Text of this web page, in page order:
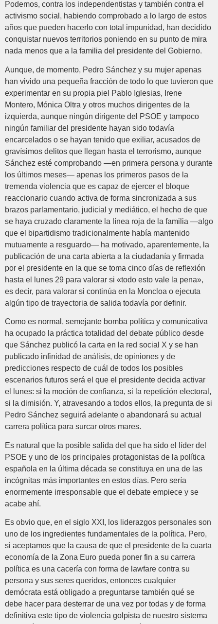
Podemos, contra los independentistas y también contra el
activismo social, habiendo comprobado a lo largo de estos
años que pueden hacerlo con total impunidad, han decidido
conquistar nuevos territorios poniendo en su punto de mira
nada menos que a la familia del presidente del Gobierno.
Aunque, de momento, Pedro Sánchez y su mujer apenas
han vivido una pequeña fracción de todo lo que tuvieron que
experimentar en su propia piel Pablo Iglesias, Irene
Montero, Mónica Oltra y otros muchos dirigentes de la
izquierda, aunque ningún dirigente del PSOE y tampoco
ningún familiar del presidente hayan sido todavía
encarcelados o se hayan tenido que exiliar, acusados de
gravísimos delitos que llegan hasta el terrorismo, aunque
Sánchez esté comprobando —en primera persona y durante
los últimos meses— apenas los primeros pasos de la
tremenda violencia que es capaz de ejercer el bloque
reaccionario cuando activa de forma sincronizada a sus
brazos parlamentario, judicial y mediático, el hecho de que
se haya cruzado claramente la línea roja de la familia —algo
que el bipartidismo tradicionalmente había mantenido
mutuamente a resguardo— ha motivado, aparentemente, la
publicación de una carta abierta a la ciudadanía y firmada
por el presidente en la que se toma cinco días de reflexión
hasta el lunes 29 para valorar si «todo esto vale la pena»,
es decir, para valorar si continúa en la Moncloa o ejecuta
algún tipo de trayectoria de salida todavía por definir.
Como es normal, semejante bomba política y comunicativa
ha ocupado la práctica totalidad del debate público desde
que Sánchez publicó la carta en la red social X y se han
publicado infinidad de análisis, de opiniones y de
predicciones respecto de cuál de todos los posibles
escenarios futuros será el que el presidente decida activar
el lunes: si la moción de confianza, si la repetición electoral,
si la dimisión. Y, atravesando a todos ellos, la pregunta de si
Pedro Sánchez seguirá adelante o abandonará su actual
carrera política para surcar otros mares.
Es natural que la posible salida del que ha sido el líder del
PSOE y uno de los principales protagonistas de la política
española en la última década se constituya en una de las
incógnitas más importantes en estos días. Pero sería
enormemente irresponsable que el debate empiece y se
acabe ahí.
Es obvio que, en el siglo XXI, los liderazgos personales son
uno de los ingredientes fundamentales de la política. Pero,
si aceptamos que la causa de que el presidente de la cuarta
economía de la Zona Euro pueda poner fin a su carrera
política es una cacería con forma de lawfare contra su
persona y sus seres queridos, entonces cualquier
demócrata está obligado a preguntarse también qué se
debe hacer para desterrar de una vez por todas y de forma
definitiva este tipo de violencia golpista de nuestro sistema